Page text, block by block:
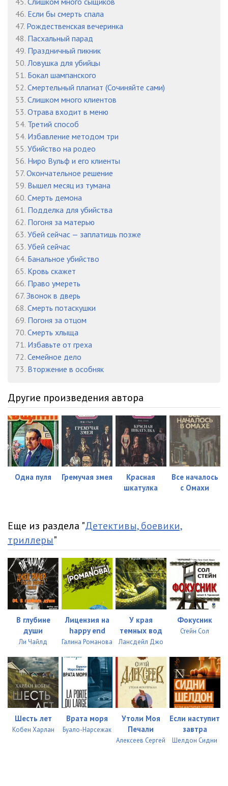
46. Если бы смерть спала
47. Рождественская вечеринка
48. Пасхальный парад
49. Праздничный пикник
50. Ловушка для убийцы
51. Бокал шампанского
52. Смертельный плагиат (Сочиняйте сами)
53. Слишком много клиентов
53. Отрава входит в меню
54. Третий способ
54. Избавление методом три
55. Убийство на родео
56. Ниро Вульф и его клиенты
57. Окончательное решение
59. Вышел месяц из тумана
60. Смерть демона
61. Подделка для убийства
62. Погоня за матерью
63. Убей сейчас — заплатишь позже
63. Убей сейчас
64. Банальное убийство
65. Кровь скажет
66. Право умереть
67. Звонок в дверь
68. Смерть потаскушки
69. Погоня за отцом
70. Смерть хлыща
71. Избавьте от греха
72. Семейное дело
73. Вторжение в особняк
Другие произведения автора
Одна пуля Гремучая змея
Красная
шкатулка
Все началось
с Омахи
Еще из раздела "Детективы, боевики,
триллеры"
В глубине
души
Ли Чайлд
Лицензия на
happy end
Галина Романова
У края
темных вод
Лансдейл Джо
Фокусник
Стейн Сол
Шесть лет
Кобен Харлан
Врата моря
Буало-Нарсежак
Утоли Моя
Печали
Алексеев Сергей
Если наступит
завтра
Шелдон Сидни